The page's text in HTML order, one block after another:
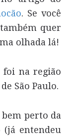
. Se você
quer
olhada lá!
foi na região
São Paulo.
perto da
(já entendeu